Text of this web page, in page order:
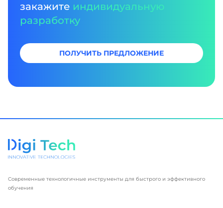
закажите индивидуальную
разработку
ПОЛУЧИТЬ ПРЕДЛОЖЕНИЕ
Современные технологичные инструменты для быстрого и эффективного
обучения